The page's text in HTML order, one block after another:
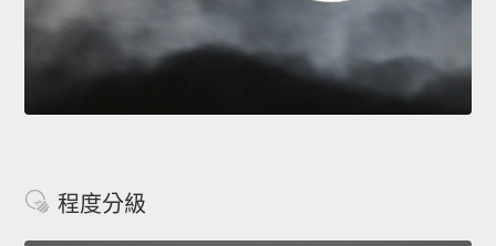
程度分級